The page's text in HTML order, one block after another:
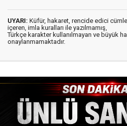
UYARI: Küfür, hakaret, rencide edici
içeren, imla kuralları ile yazılmamış,
Türkçe karakter kullanılmayan ve büyük
onaylanmamaktadır.